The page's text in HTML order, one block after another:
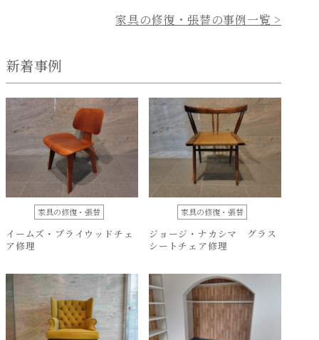
家具の修復・張替の事例一覧 >
新着事例
家具の修復・張替
イームズ・プライウッドチェ
ア修理
家具の修復・張替
ジョージ・ナカシマ グラス
シートチェア修理